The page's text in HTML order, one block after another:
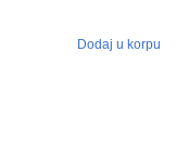
Dodaj u korpu